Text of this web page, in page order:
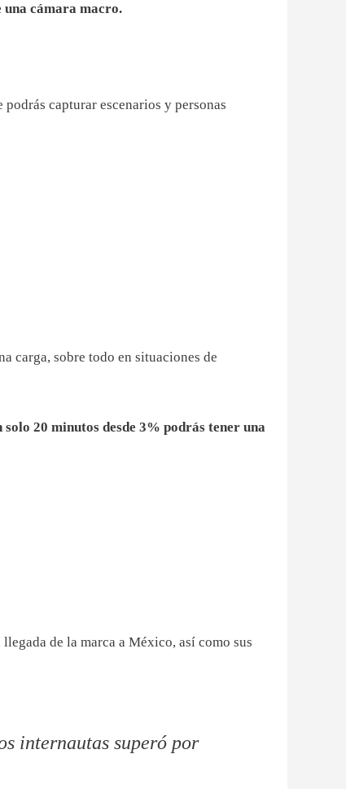
una cámara macro.
capturar escenarios y personas
carga, sobre todo en situaciones de
20 minutos desde 3% podrás tener una
de la marca a México, así como sus
internautas superó por